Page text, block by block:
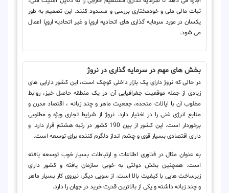
ثبات مالی ملی و خودمختاری بررسی و مسدود کنند. این تصمیم به طور
یکسان در مورد سرمایه گذاری های اتحادیه اروپا و غیر اتحادیه اروپا اعمال
می شود.
بخش های مهم در سرمایه گذاری در نروژ
در حالی که نروژ دارای یک بازار داخلی کوچک است، این کشور دارایی های
زیادی از جمله موقعیت جغرافیایی آن در یک منطقه حاصل خیز، روابط
مطلوب آن با ایالات متحده، جمعیت ماهر و چند زبانه ، اقتصاد مدرن و
منابع انرژی غنی را در اختیار دارد. نروژ از شرایط تجاری ویژه و مطلوبی
برخوردار است. این کشور از بین 190 کشور در رتبه هشتم قرار دارد. و
دارای اقتصادی بسیار قوی و چشم انداز دلگرم کننده برای توسعه است.
به عنوان مثال در فناوری اطلاعات و ارتباطات بسیار خوب توسعه یافته
است. همچنین بخش دولتی به خوبی سازمان یافته و کشور دارای
زیرساخت هایی با کیفیت بالا است. از سویی دیگر، نیروی کار بسیار ماهر
و چند زبانه داشته و یکی از بالاترین قدرت خرید در جهان را دارد.